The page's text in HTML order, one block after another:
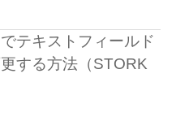
テキストフィールド
する方法（STORK